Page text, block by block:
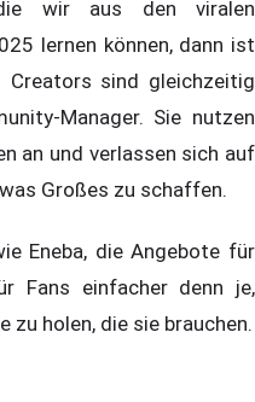
wir aus den viralen
lernen können, dann ist
sind gleichzeitig
Manager. Sie nutzen
an und verlassen sich auf
Großes zu schaffen.
Eneba, die Angebote für
Fans einfacher denn je,
zu holen, die sie brauchen.